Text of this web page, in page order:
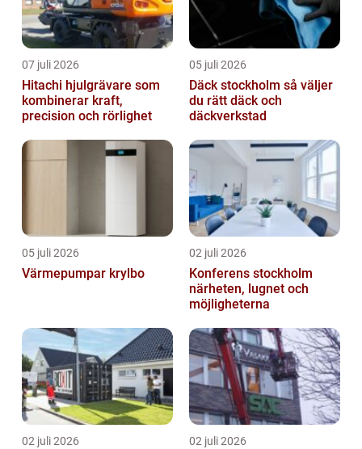
07 juli 2026
Hitachi hjulgrävare som
kombinerar kraft,
precision och rörlighet
05 juli 2026
Däck stockholm så väljer
du rätt däck och
däckverkstad
05 juli 2026
Värmepumpar krylbo
02 juli 2026
Konferens stockholm
närheten, lugnet och
möjligheterna
02 juli 2026 02 juli 2026